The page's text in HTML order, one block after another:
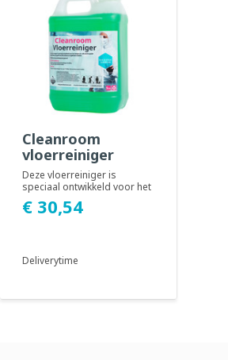
Cleanroom
vloerreiniger
Deze vloerreiniger is
speciaal ontwikkeld voor het
reinigen van alle soorten
gladde opperv...
€ 30,54
Deliverytime